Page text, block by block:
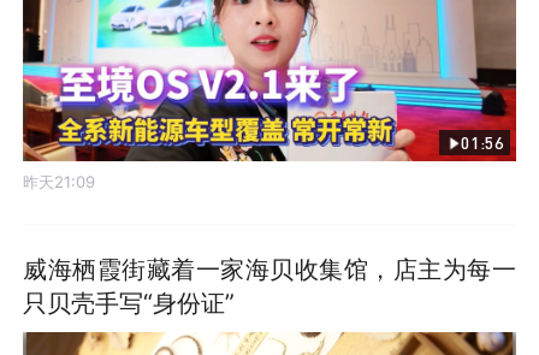
01:56
昨天21:09
威海栖霞街藏着一家海贝收集馆，店主为每一
只贝壳手写“身份证”